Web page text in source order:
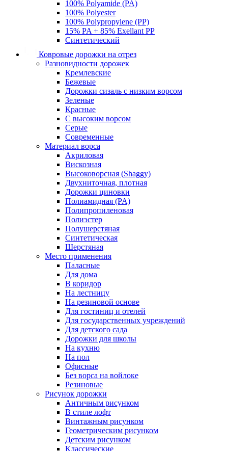
100% Polyamide (PA)
100% Polyester
100% Polypropylene (PP)
15% PA + 85% Exellant PP
Синтетический
Ковровые дорожки на отрез
Разновидности дорожек
Кремлевские
Бежевые
Дорожки сизаль с низким ворсом
Зеленые
Красные
С высоким ворсом
Серые
Современные
Материал ворса
Акриловая
Вискозная
Высоковорсная (Shaggy)
Двухниточная, плотная
Дорожки циновки
Полиамидная (PA)
Полипропиленовая
Полиэстер
Полушерстяная
Синтетическая
Шерстяная
Место применения
Паласные
Для дома
В коридор
На лестницу
На резиновой основе
Для гостиниц и отелей
Для государственных учреждений
Для детского сада
Дорожки для школы
На кухню
На пол
Офисные
Без ворса на войлоке
Резиновые
Рисунок дорожки
Античным рисунком
В стиле лофт
Винтажным рисунком
Геометрическим рисунком
Детским рисунком
Классические